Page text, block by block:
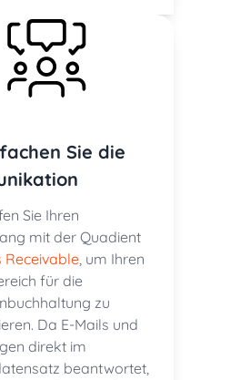
Sie die
Sie Ihren
mit der Quadient
Receivable, um Ihren
für die
zu
Da E-Mails und
direkt im
beantwortet,